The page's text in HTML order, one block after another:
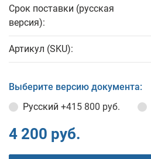
Срок поставки (русская
версия):
Артикул (SKU):
Выберите версию документа:
Русский +415 800 руб.
4 200 руб.